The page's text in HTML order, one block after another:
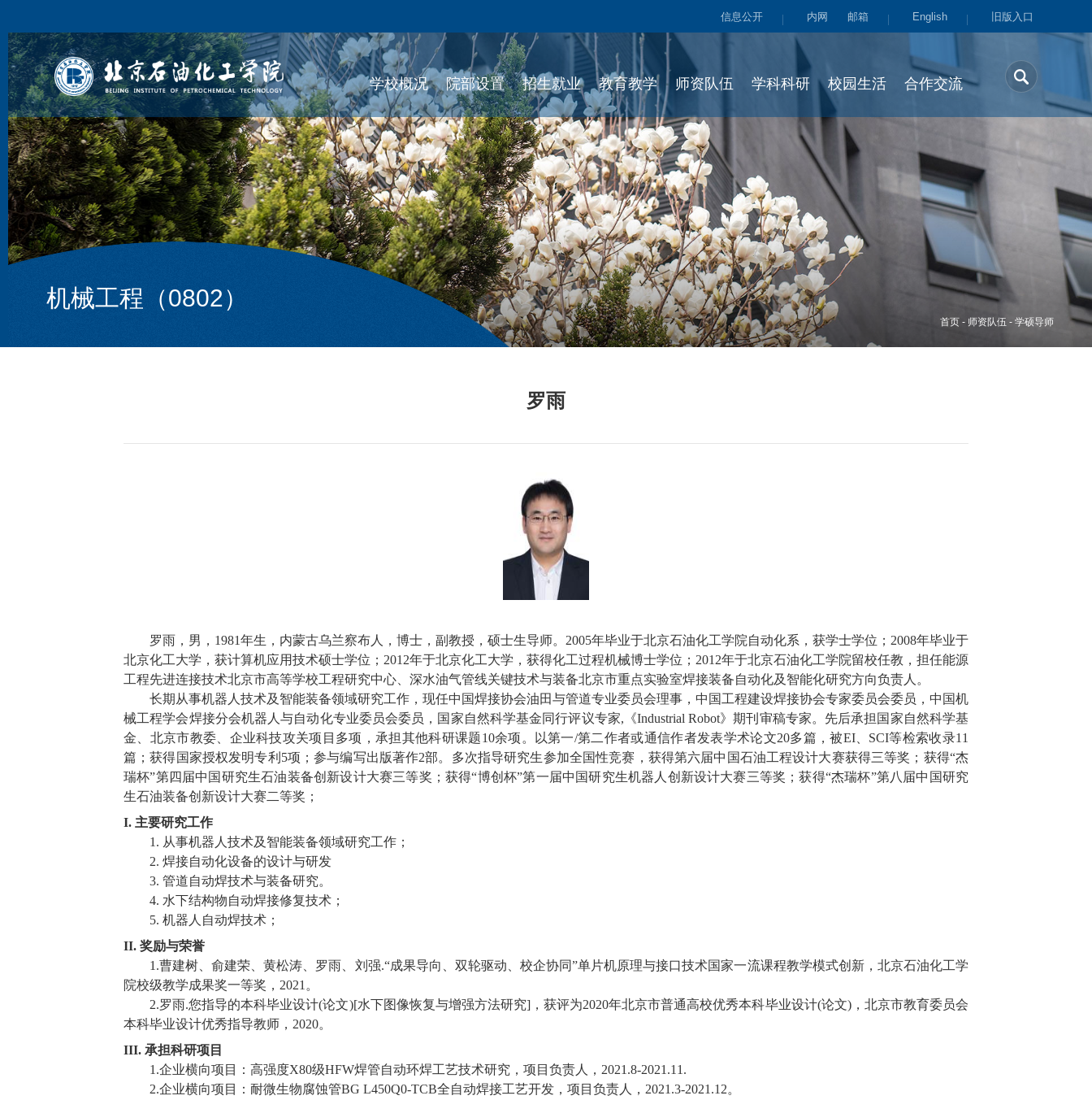
信息公开 内网 邮箱 English 旧版入口
学校概况 院部设置 招生就业 教育教学 师资队伍 学科科研 校园生活 合作交流
首页 - 师资队伍 - 学硕导师
机械工程（0802）
罗雨
罗雨，男， 1981年生，内蒙古乌兰察布人，博士，副教授，硕士生导师。 2005年毕业于北京石油化工学院自动化系，获学士学位； 2008年毕业于
北京化工大学，获计算机应用技术硕士学位； 2012年于北京化工大学，获得化工过程机械博士学位； 2012年于北京石油化工学院留校任教，担任能源
工程先进连接技术北京市高等学校工程研究中心、深水油气管线关键技术与装备北京市重点实验室焊接装备自动化及智能化研究方向负责人。
长期从事机器人技术及智能装备领域研究工作，现任中国焊接协会油田与管道专业委员会理事，中国工程建设焊接协会专家委员会委员，中国机
械工程学会焊接分会机器人与自动化专业委员会委员，国家自然科学基金同行评议专家, 《Industrial Robot》期刊审稿专家。先后承担国家自然科学基
金、北京市教委、企业科技攻关项目多项，承担其他科研课题10余项。以第一/第二作者或通信作者发表学术论文20多篇，被EI、 SCI等检索收录11
篇；获得国家授权发明专利 5项；参与编写出版著作2部。多次指导研究生参加全国性竞赛，获得第六届中国石油工程设计大赛获得三等奖；获得“杰
瑞杯”第四届中国研究生石油装备创新设计大赛三等奖；获得“博创杯”第一届中国研究生机器人创新设计大赛三等奖；获得“杰瑞杯”第八届中国研究
生石油装备创新设计大赛二等奖；
I. 主要研究工作
1. 从事机器人技术及智能装备领域研究工作；
2. 焊接自动化设备的设计与研发
3. 管道自动焊技术与装备研究。
4. 水下结构物自动焊接修复技术；
5. 机器人自动焊技术；
II. 奖励与荣誉
1.曹建树、俞建荣、黄松涛、罗雨、刘强.“成果导向、双轮驱动、校企协同”单片机原理与接口技术国家一流课程教学模式创新，北京石油化工学
院校级教学成果奖一等奖， 2021 。
2.罗雨.您指导的本科毕业设计(论文)[水下图像恢复与增强方法研究]，获评为2020年北京市普通高校优秀本科毕业设计(论文)，北京市教育委员会
本科毕业设计优秀指导教师， 2020。
III. 承担科研项目
1.企业横向项目：高强度X80级HFW焊管自动环焊工艺技术研究，项目负责人， 2021.8-2021.11.
2.企业横向项目：耐微生物腐蚀管BG L450Q0-TCB全自动焊接工艺开发，项目负责人， 2021.3-2021.12。